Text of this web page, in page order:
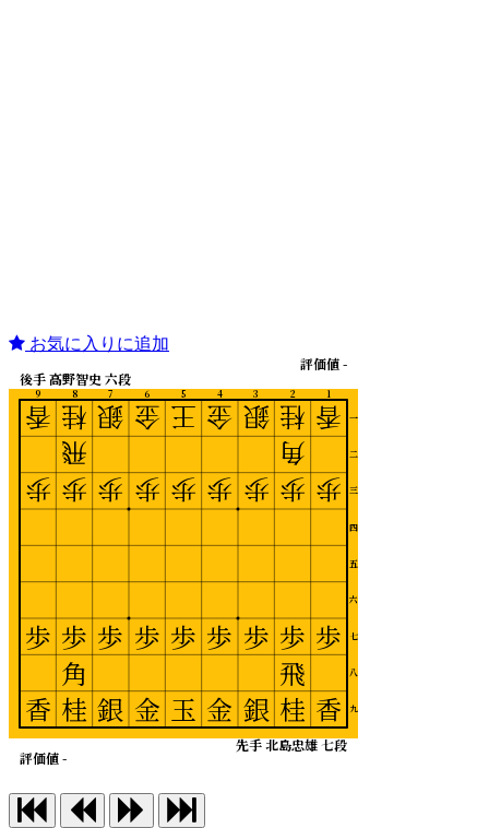
お気に入りに追加
1
2
3
4
5
6
7
8
9
一
二
三
四
五
六
七
八
九
先手 北島忠雄 七段
後手 高野智史 六段
評価値 -
評価値 -
香
歩
歩
香
桂
角
歩
歩
飛
桂
銀
歩
歩
銀
金
歩
歩
金
王
歩
歩
玉
金
歩
歩
金
銀
歩
歩
銀
桂
飛
歩
歩
角
桂
香
歩
歩
香